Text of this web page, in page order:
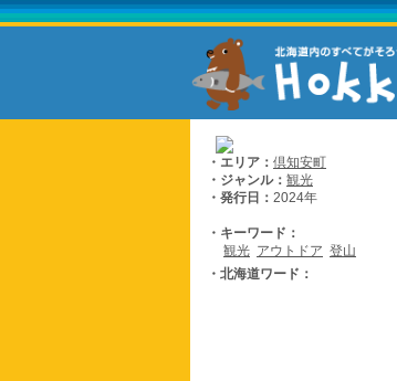
・エリア： 倶知安町
・ジャンル： 観光
・発行日： 2024年
・キーワード：
観光 アウトドア 登山
・北海道ワード：